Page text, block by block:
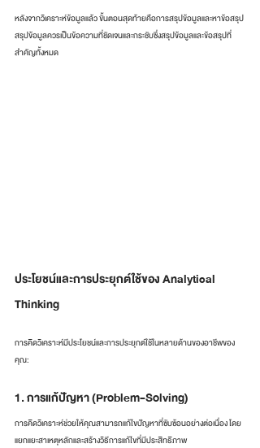
หลังจากวิเคราะห์ข้อมูลแล้ว ขั้นตอนสุดท้ายคือการสรุปข้อมูลและหาข้อสรุป
สรุปข้อมูลควรเป็นข้อความที่ชัดเจนและกระชับซึ่งสรุปข้อมูลและข้อสรุปที่
สำคัญทั้งหมด
ประโยชน์และการประยุกต์ใช้ของ Analytical
Thinking
การคิดวิเคราะห์มีประโยชน์และการประยุกต์ใช้ในหลายด้านของอาชีพของ
คุณ:
1. การแก้ปัญหา (Problem-Solving)
การคิดวิเคราะห์ช่วยให้คุณสามารถแก้ไขปัญหาที่ซับซ้อนอย่างต่อเนื่อง โดย
แยกแยะสาเหตุหลักและสร้างวิธีการแก้ไขที่มีประสิทธิภาพ